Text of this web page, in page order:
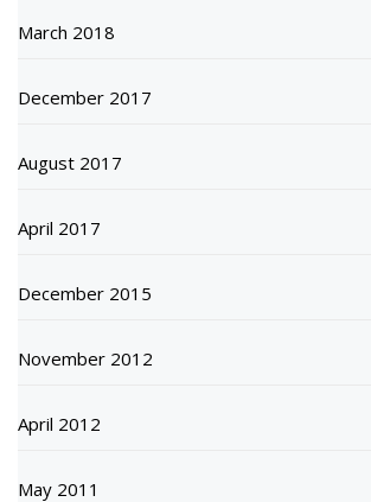
March 2018
December 2017
August 2017
April 2017
December 2015
November 2012
April 2012
May 2011